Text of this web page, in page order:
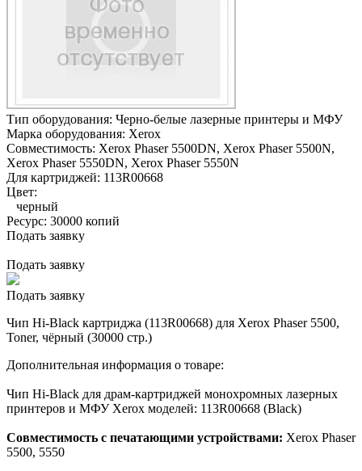
Тип оборудования: Черно-белые лазерные принтеры и МФУ
Марка оборудования: Xerox
Совместимость: Xerox Phaser 5500DN, Xerox Phaser 5500N,
Xerox Phaser 5550DN, Xerox Phaser 5550N
Для картриджей: 113R00668
Цвет:
черный
Ресурс: 30000 копий
Подать заявку
Подать заявку
Подать заявку
Чип Hi-Black картриджа (113R00668) для Xerox Phaser 5500,
Toner, чёрный (30000 стр.)
Дополнительная информация о товаре:
Чип Hi-Black для драм-картриджей монохромных лазерных
принтеров и МФУ Xerox моделей: 113R00668 (Black)
Совместимость с печатающими устройствами: Xerox Phaser
5500, 5550